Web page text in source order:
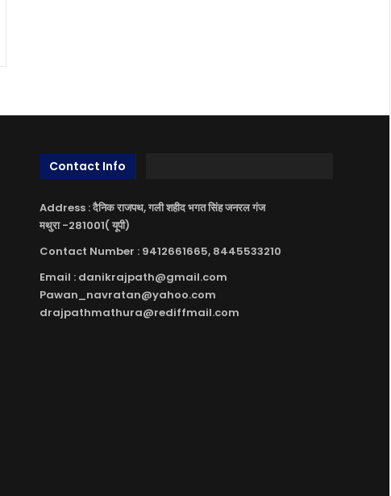
Contact Info
Address : दैनिक राजपथ, गली शहीद भगत सिंह जनरल गंज
मथुरा -281001( यूपी)
Contact Number : 9412661665, 8445533210
Email : danikrajpath@gmail.com
Pawan_navratan@yahoo.com
drajpathmathura@rediffmail.com